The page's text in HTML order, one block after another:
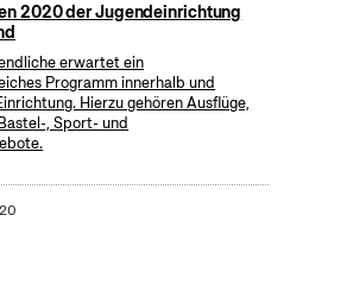
2020 der Jugendeinrichtung
erwartet ein
Programm innerhalb und
Hierzu gehören Ausflüge,
, Sport- und